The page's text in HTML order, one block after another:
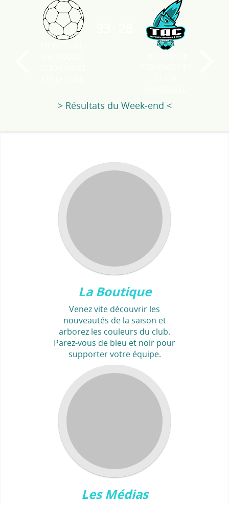
> Résultats du Week-end <
La Boutique
Venez vite découvrir les
nouveautés de la saison et
arborez les couleurs du club.
Parez-vous de bleu et noir pour
supporter votre équipe.
Les Médias